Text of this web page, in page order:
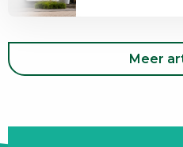
heeft
neemt
Digital
Meer